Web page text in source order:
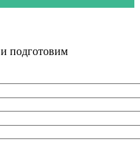
подготовим